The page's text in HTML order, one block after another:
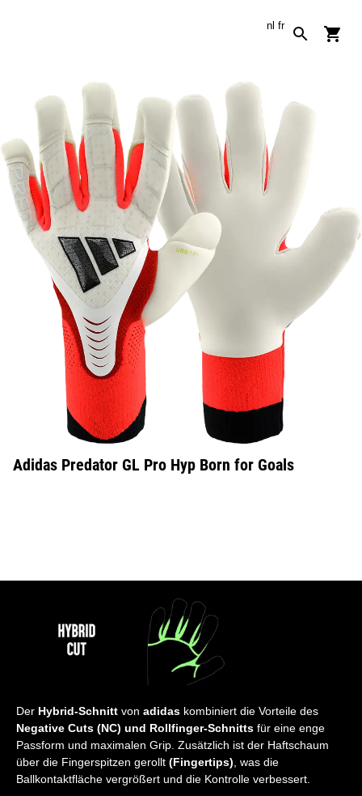
nl fr
Adidas Predator GL Pro Hyp Born for Goals
Der Hybrid-Schnitt von adidas kombiniert die Vorteile des
Negative Cuts (NC) und Rollfinger-Schnitts für eine enge
Passform und maximalen Grip. Zusätzlich ist der Haftschaum
über die Fingerspitzen gerollt (Fingertips) , was die
Ballkontaktfläche vergrößert und die Kontrolle verbessert.